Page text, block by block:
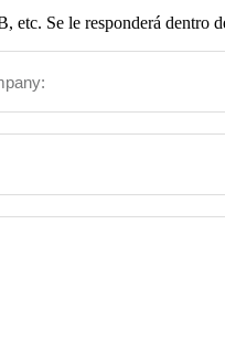
etc. Se le responderá dentro